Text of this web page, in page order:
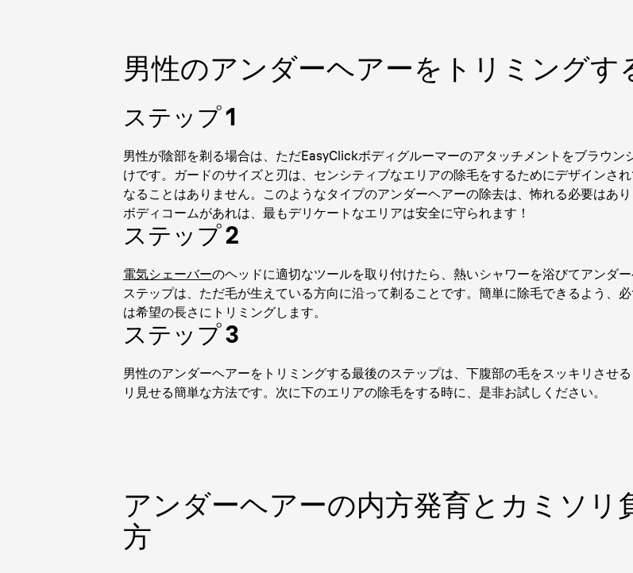
男性のアンダーヘアーをトリミングす
ステップ 1
男性が陰部を剃る場合は、ただEasyClickボディグルーマーのアタッチメントをブラウ
けです。ガードのサイズと刃は、センシティブなエリアの除毛をするためにデザインさ
なることはありません。このようなタイプのアンダーヘアーの除去は、怖れる必要はあ
ボディコームがあれは、最もデリケートなエリアは安全に守られます！
ステップ 2
電気シェーバーのヘッドに適切なツールを取り付けたら、熱いシャワーを浴びてアンダ
ステップは、ただ毛が生えている方向に沿って剃ることです。簡単に除毛できるよう、
は希望の長さにトリミングします。
ステップ 3
男性のアンダーヘアーをトリミングする最後のステップは、下腹部の毛をスッキリさせ
リ見せる簡単な方法です。次に下のエリアの除毛をする時に、是非お試しください。
アンダーヘアーの内方発育とカミソリ
方